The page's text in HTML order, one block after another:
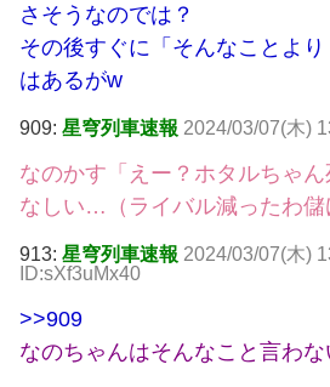
さそうなのでは？
その後すぐに「そんなことよ
はあるがw
909: 星穹列車速報 2024/03/07(木)
なのかす「えー？ホタルちゃ
なしい…（ライバル減ったわ儲
913: 星穹列車速報 2024/03/07(木)
ID:sXf3uMx40
>>909
なのちゃんはそんなこと言わな